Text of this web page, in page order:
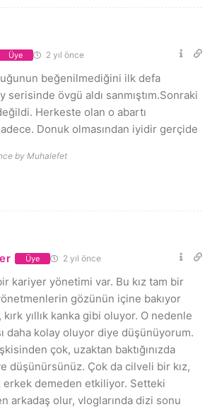
Üye 2 yıl önce
beğenilmediğini ilk defa
serisinde övgü aldı sanmıştım.Sonraki
Herkeste olan o abartı
Donuk olmasından iyidir gerçide
by Muhalefet
Üye 2 yıl önce
kariyer yönetimi var. Bu kız tam bir
gözünün içine bakıyor
yıllık kanka gibi oluyor. O nedenle
daha kolay oluyor diye düşünüyorum.
çok, uzaktan baktığınızda
düşünürsünüz. Çok da cilveli bir kız,
erkek demeden etkiliyor. Setteki
arkadaş olur, vloglarında dizi sonu